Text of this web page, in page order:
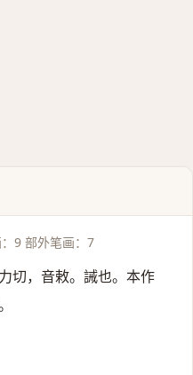
：9 部外笔画：7
切，音敕。誡也。本作